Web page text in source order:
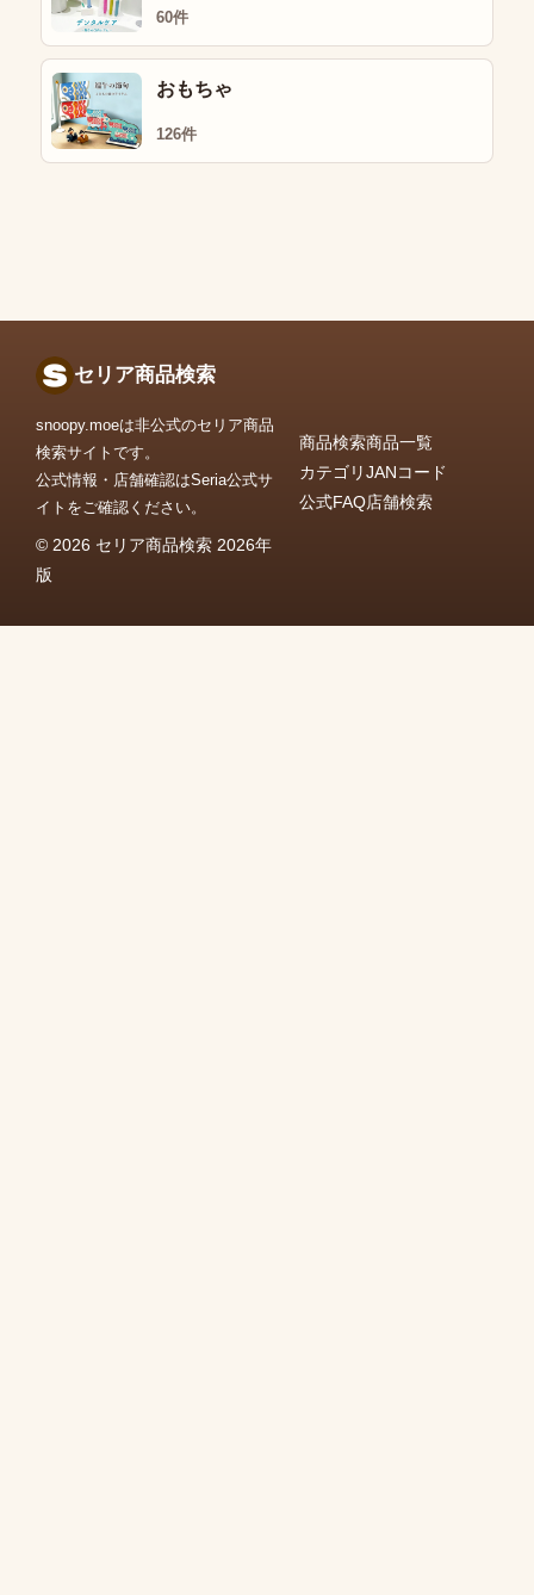
60件
おもちゃ
126件
セリア商品検索
snoopy.moeは非公式のセリア商品
検索サイトです。
公式情報・店舗確認はSeria公式サ
イトをご確認ください。
© 2026 セリア商品検索 2026年
版
商品検索商品一覧
カテゴリJANコード
公式FAQ店舗検索